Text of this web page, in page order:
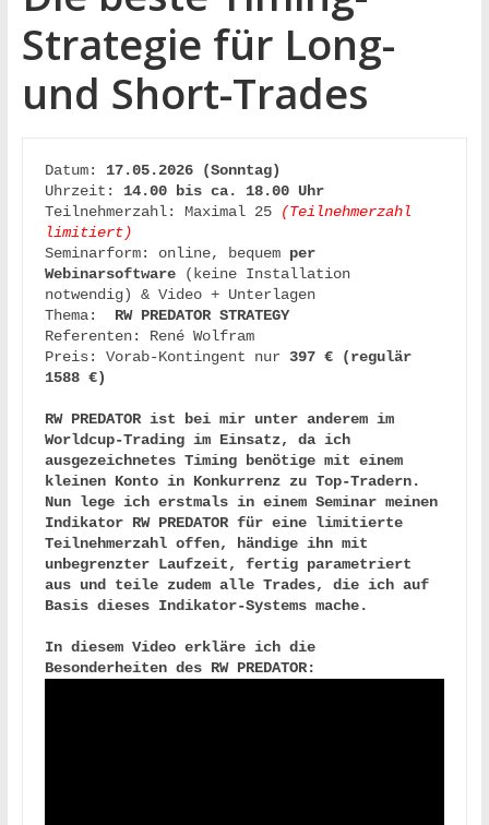
Strategie für Long-
und Short-Trades
Datum: 17.05.2026 (Sonntag)
Uhrzeit: 14.00 bis ca. 18.00 Uhr
Teilnehmerzahl: Maximal 25
(Teilnehmerzahl
limitiert)
Seminarform: online, bequem per
Webinarsoftware (keine Installation
notwendig) & Video + Unterlagen
Thema:
RW PREDATOR STRATEGY
Referenten: René Wolfram
Preis: Vorab-Kontingent nur 397 € (regulär
1588 €)
RW PREDATOR ist bei mir unter anderem im
Worldcup-Trading im Einsatz, da ich
ausgezeichnetes Timing benötige mit einem
kleinen Konto in Konkurrenz zu Top-Tradern.
Nun lege ich erstmals in einem Seminar meinen
Indikator RW PREDATOR für eine limitierte
Teilnehmerzahl offen, händige ihn mit
unbegrenzter Laufzeit, fertig parametriert
aus und teile zudem alle Trades, die ich auf
Basis dieses Indikator-Systems mache.
In diesem Video erkläre ich die